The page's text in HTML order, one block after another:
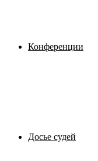
Конференции
Досье судей